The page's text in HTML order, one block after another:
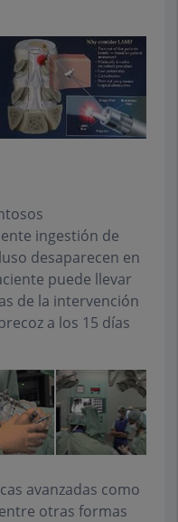
ingestión de
desaparecen en
puede llevar
de la intervención
a los 15 días
avanzadas como
otras formas